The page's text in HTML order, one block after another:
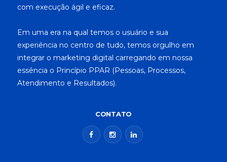
com execução ágil e eficaz.
Em uma era na qual temos o usuário e sua
experiência no centro de tudo, temos orgulho em
integrar o marketing digital carregando em nossa
essência o Princípio PPAR (Pessoas, Processos,
Atendimento e Resultados).
CONTATO